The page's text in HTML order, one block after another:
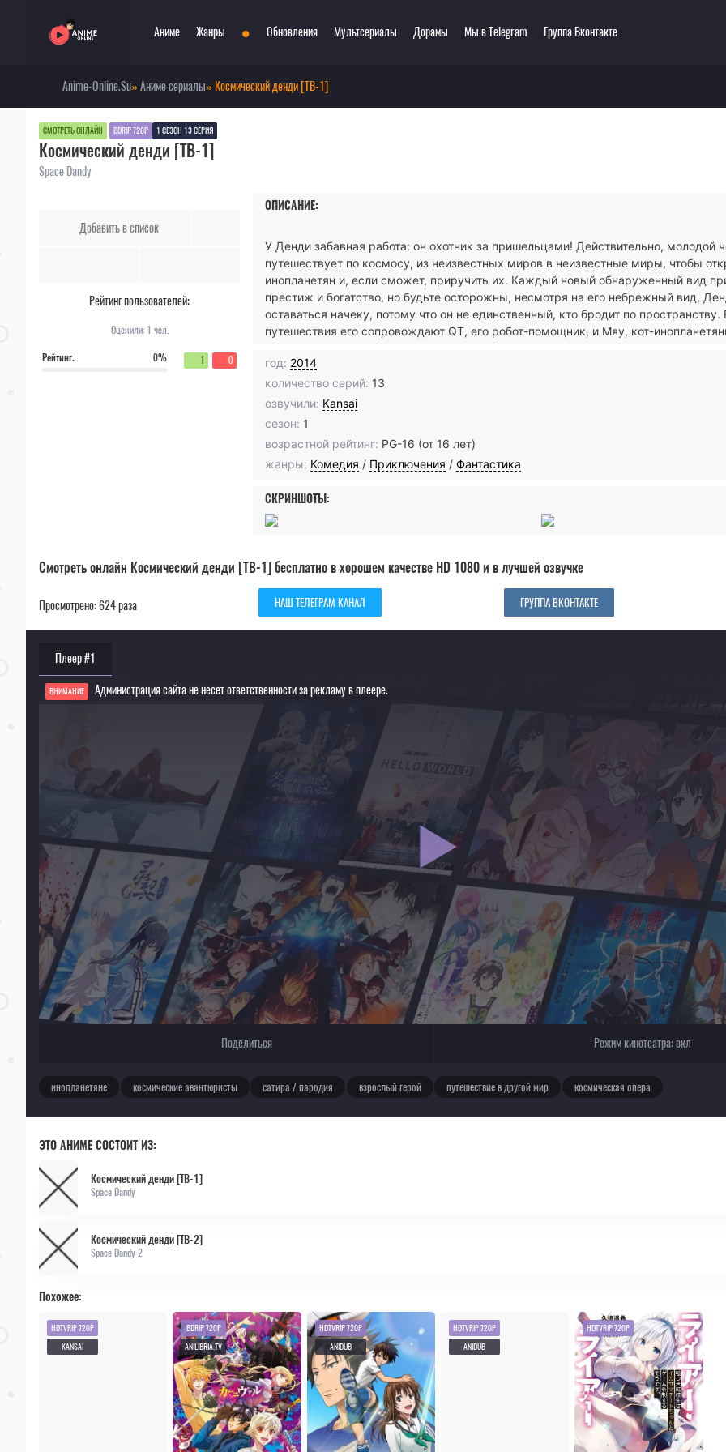
Аниме
Сериалы
Фильмы
Аниме 2022
Жанры
Боевые искусства
Война
Драма
Приключения
Школа
Игры
Этти
Экшен
Сверхъестественное
• Обновления Мультсериалы
Смотреть онлайн
Дорамы Мы в Telegram Группа Вконтакте
Anime-Online.Su»Аниме сериалы» Космический денди [ТВ-1]
СМОТРЕТЬ ОНЛАЙН BDRIP 720P 1 СЕЗОН 13 СЕРИЯ
Космический денди [ТВ-1]
Space Dandy
Добавить в список
Рейтинг пользователей:
Оценили: 1 чел.
Рейтинг: 0% 1 0
ОПИСАНИЕ:
У Денди забавная работа: он охотник за пришельцами! Действительно, молодой
путешествует по космосу, из неизвестных миров в неизвестные миры, чтобы
инопланетян и, если сможет, приручить их. Каждый новый обнаруженный вид
престиж и богатство, но будьте осторожны, несмотря на его небрежный вид,
оставаться начеку, потому что он не единственный, кто бродит по
путешествия его сопровождают QT, его робот-помощник, и Мяу, кот-
год: 2014
количество серий: 13
озвучили: Kansai
сезон: 1
возрастной рейтинг: PG-16 (от 16 лет)
жанры: Комедия / Приключения / Фантастика
СКРИНШОТЫ:
Смотреть онлайн Космический денди [ТВ-1] бесплатно в хорошем качестве HD 1080 и в лучшей озвучке
Просмотрено: 624 раза НАШ ТЕЛЕГРАМ КАНАЛ ГРУППА ВКОНТАКТЕ
Плеер #1
ВНИМАНИЕ
Администрация сайта не несет ответственности за рекламу в плеере.
Для просмотра некоторых аниме необходимо установить VPN
Текущее воспроизведение：Космический денди [ТВ-1]
Поделиться Режим кинотеатра:вкл
инопланетяне космические авантюристы сатира / пародия взрослый герой путешествие в другой мир космическая опера
ЭТО АНИМЕ СОСТОИТ ИЗ:
Космический денди [ТВ-1]
Space Dandy
Космический денди [ТВ-2]
Space Dandy 2
Похожее:
HDTVRIP 720P
KANSAI
BDRIP 720P
ANILIBRIA.TV
HDTVRIP 720P
ANIDUB
HDTVRIP 720P
ANIDUB
HDTVRIP 720P